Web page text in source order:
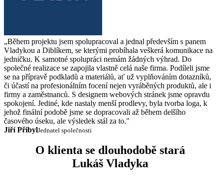
„Během projektu jsem spolupracoval a jednal především s panem
Vladykou a Diblíkem, se kterými probíhala veškerá komunikace na
jedničku. K samotné spolupráci nemám žádných výhrad. Do
společné realizace se zapojila vlastně celá naše firma. Podíleli jsme
se na přípravě podkladů a materiálů, ať už vyplňováním dotazníků,
či účastí na profesionálním focení nejen vyráběných produktů, ale i
firmy a zaměstnanců. S designem webových stránek jsme opravdu
spokojení. Jediné, kde nastaly menší prodlevy, byla tvorba loga, k
jehož finální podobě jsme se dopracovali až během delšího
časového úseku, ale výsledek stál za to."
Jiří PřibylJednatel společnosti
O klienta se dlouhodobě stará
Lukáš Vladyka